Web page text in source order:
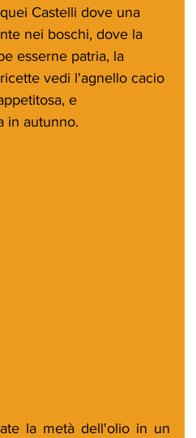
Castelli dove una
nei boschi, dove la
esserne patria, la
vedi l'agnello cacio
e
in autunno.
la metà dell'olio in un